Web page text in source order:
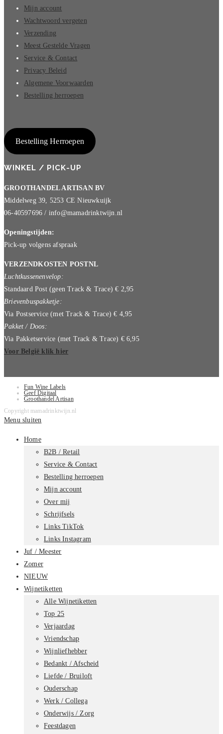
Mijn account
Wachtwoord vergeten
Verzending
Meest Gestelde Vragen
Service & Contact
Privacy Beleid
Algemene Voorwaarden
Bestelling herroepen
Bestelling Herroepen
WINKEL / PICK-UP
GROOTHANDEL ARTISAN BV
Middelweg 39, 5253 CE Nieuwkuijk
06-40597696 / info@mamadrinktwijn.nl
Openingstijden:
Pick-up volgens afspraak
VERZENDKOSTEN POSTNL
Luchtkussenenvelop:
Standaard Post (geen Track & Trace) € 2,95
Brievenbuspakketje:
Via Postservice (met Track & Trace) € 4,95
Pakket / Doos:
Via Pakketservice (met Track & Trace) € 6,95
Voor België klik hier
Fun Wine Labels
Geef Digitaal
Groothandel Artisan
Copyright mamadrinktwijn.nl
Menu sluiten
Home
B2B / Retail
Service & Contact
Bestelling herroepen
Mijn account
Over mij
Schrijfsels
Links TikTok
Links Instagram
Juf / Meester
Zomer
NIEUW
Wijnetiketten
Alle Wijnetiketten
Top 25
Verjaardag
Vriendschap
Wijnliefhebber
Bedankt / Afscheid
Liefde / Bruiloft
Ouderschap
Werk / Collega
Onderwijs / Zorg
Feestdagen